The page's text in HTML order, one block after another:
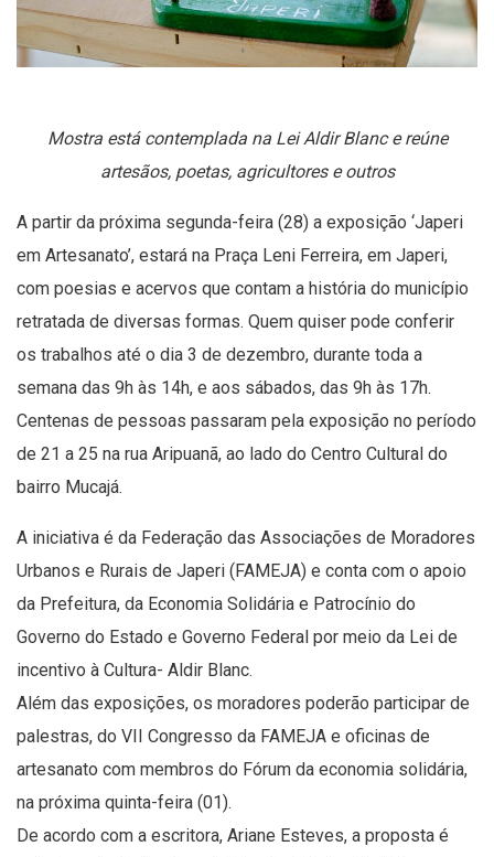
Mostra está contemplada na Lei Aldir Blanc e reúne
artesãos, poetas, agricultores e outros
A partir da próxima segunda-feira (28) a exposição ‘Japeri
em Artesanato’, estará na Praça Leni Ferreira, em Japeri,
com poesias e acervos que contam a história do município
retratada de diversas formas. Quem quiser pode conferir
os trabalhos até o dia 3 de dezembro, durante toda a
semana das 9h às 14h, e aos sábados, das 9h às 17h.
Centenas de pessoas passaram pela exposição no período
de 21 a 25 na rua Aripuanã, ao lado do Centro Cultural do
bairro Mucajá.
A iniciativa é da Federação das Associações de Moradores
Urbanos e Rurais de Japeri (FAMEJA) e conta com o apoio
da Prefeitura, da Economia Solidária e Patrocínio do
Governo do Estado e Governo Federal por meio da Lei de
incentivo à Cultura- Aldir Blanc.
Além das exposições, os moradores poderão participar de
palestras, do VII Congresso da FAMEJA e oficinas de
artesanato com membros do Fórum da economia solidária,
na próxima quinta-feira (01).
De acordo com a escritora, Ariane Esteves, a proposta é